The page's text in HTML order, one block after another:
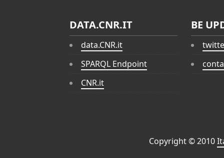
DATA.CNR.IT
data.CNR.it
SPARQL Endpoint
CNR.it
BE
Copyright © 2010